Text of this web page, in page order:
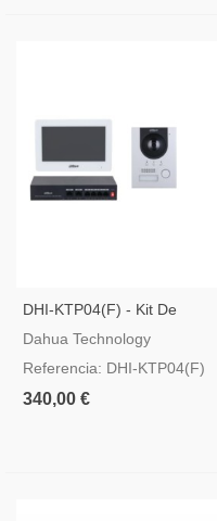
DHI-KTP04(F) - Kit De
Intercomunicación Con Video
Empotrada
Dahua Technology
Referencia: DHI-KTP04(F)
340,00 €